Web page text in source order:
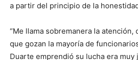
a partir del principio de la
“Me llama sobremanera la atención,
que gozan la mayoría de
Duarte emprendió su lucha era muy